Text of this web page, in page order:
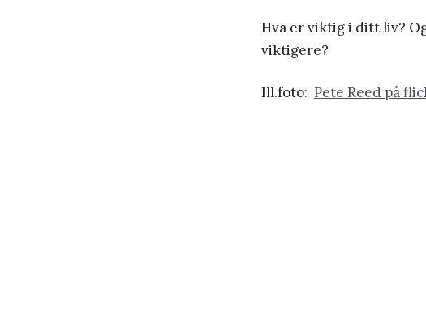
Hva er viktig i ditt liv?
viktigere?
Ill.foto: Pete Reed på